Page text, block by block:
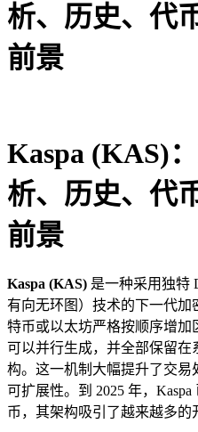
析、历史、代
前景
Kaspa (KAS)
析、历史、代
前景
Kaspa (KAS) 是一种采用独特
有向无环图）技术的下一代
特币或以太坊严格按顺序增加
可以并行生成，并全部保留
构。这一机制大幅提升了交
可扩展性。到 2025 年，
币，其架构吸引了越来越多的